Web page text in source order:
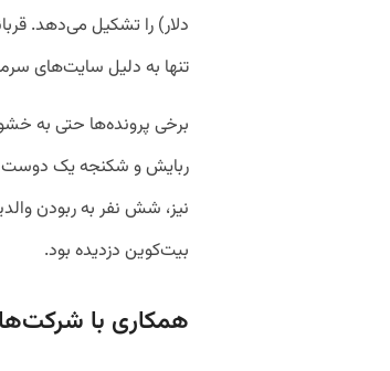
تنها به دلیل سایت‌های
برخی پرونده‌ها حتی به
ربایش و شکنجه یک دوست
بیت‌کوین دزدیده بود.
همکاری با